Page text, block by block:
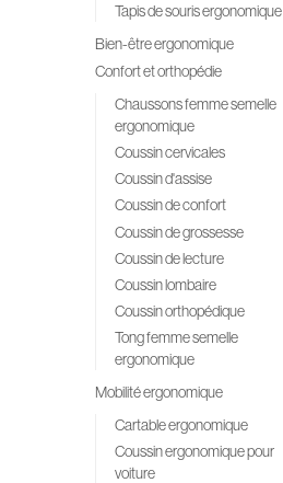
Tapis de souris ergonomique
Bien-être ergonomique
Confort et orthopédie
Chaussons femme semelle
ergonomique
Coussin cervicales
Coussin d'assise
Coussin de confort
Coussin de grossesse
Coussin de lecture
Coussin lombaire
Coussin orthopédique
Tong femme semelle
ergonomique
Mobilité ergonomique
Cartable ergonomique
Coussin ergonomique pour
voiture